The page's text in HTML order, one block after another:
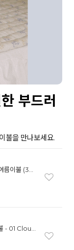
부드러
불을 만나보세요.
름이불 (3컬
- 01 Cloud